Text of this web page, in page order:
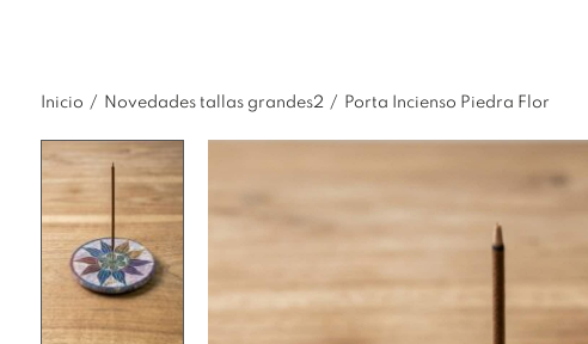
Inicio / Novedades tallas grandes2 / Porta Incienso Piedra Flor